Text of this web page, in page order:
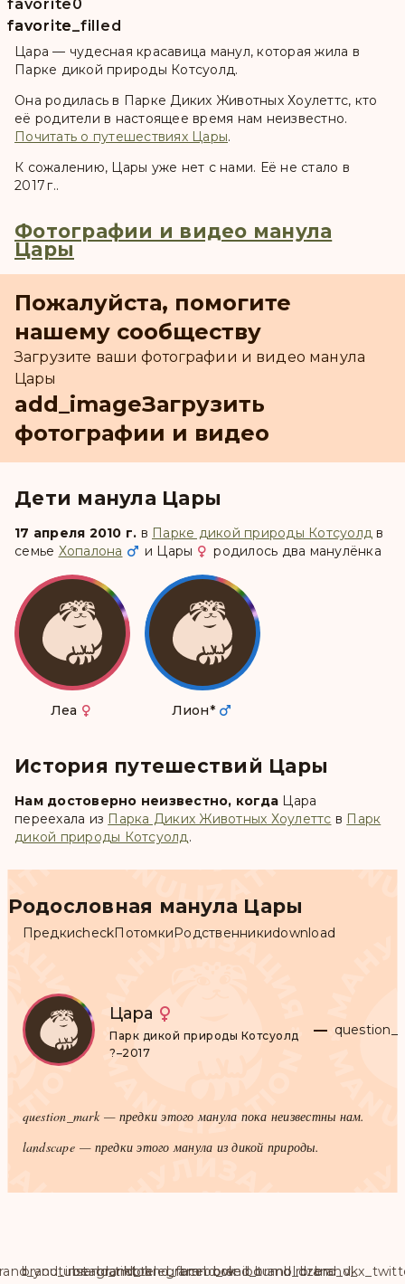
favorite
favorite
favorite_filled
0
Цара — чудесная красавица манул, которая жила в
Парке дикой природы Котсуолд.
Она родилась в Парке Диких Животных Хоулеттс, кто
её родители в настоящее время нам неизвестно.
Почитать о путешествиях Цары.
К сожалению, Цары уже нет с нами. Её не стало в
2017 г..
Фотографии и видео манула
Цары
Пожалуйста, помогите
нашему сообществу
Загрузите ваши фотографии и видео манула
Цары
add_imageЗагрузить
фотографии и видео
Дети манула Цары
17 апреля 2010 г. в Парке дикой природы Котсуолд в
семье Хопалона и Цары родилось два манулёнка
Леа Лион*
История путешествий Цары
Нам достоверно неизвестно, когда Цара
переехала из Парка Диких Животных Хоулеттс в Парк
дикой природы Котсуолд.
Родословная манула Цары
ПредкиcheckПотомкиРодственникиdownload
Цара
Парк дикой природы Котсуолд
?–2017
question_mark— предки этого манула пока неизвестны нам.
landscape— предки этого манула из дикой природы.
brand_instagram
brand_tiktok
brand_telegram
brand_facebook
brand_weibo
brand_tumblr
brand_dzenbrand_vk